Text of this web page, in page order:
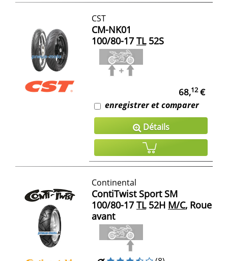
CST
CM-NK01
100/80-17 TL52S
68,12€
enregistrer et comparer
Détails
Continental
ContiTwist Sport SM
100/80-17 TL52H M/C, Roue
avant